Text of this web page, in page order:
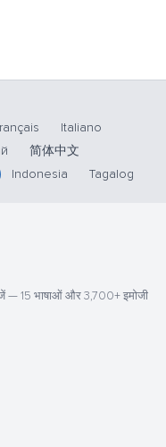
Italiano
简体中文
Indonesia Tagalog
— 15 भाषाओं और 3,700+ इमोजी